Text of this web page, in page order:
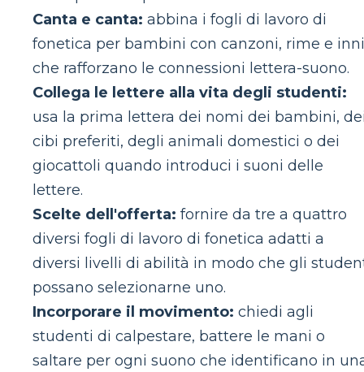
Canta e canta: abbina i fogli di lavoro di
fonetica per bambini con canzoni, rime e inni
che rafforzano le connessioni lettera-suono.
Collega le lettere alla vita degli studenti:
usa la prima lettera dei nomi dei bambini,
cibi preferiti, degli animali domestici o dei
giocattoli quando introduci i suoni delle
lettere.
Scelte dell'offerta: fornire da tre a quattro
diversi fogli di lavoro di fonetica adatti a
diversi livelli di abilità in modo che gli
possano selezionarne uno.
Incorporare il movimento: chiedi agli
studenti di calpestare, battere le mani o
saltare per ogni suono che identificano in